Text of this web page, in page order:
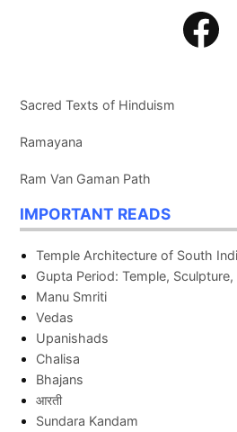
Sacred Texts of Hinduism
Ramayana
Ram Van Gaman Path
IMPORTANT READS
Temple Architecture of South
Gupta Period: Temple,
Manu Smriti
Vedas
Upanishads
Chalisa
Bhajans
आरती
Sundara Kandam